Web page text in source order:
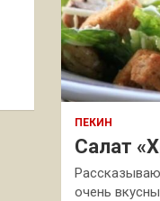
ПЕКИН
Салат
очень